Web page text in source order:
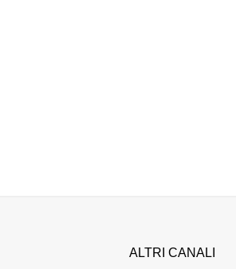
ALTRI CANALI